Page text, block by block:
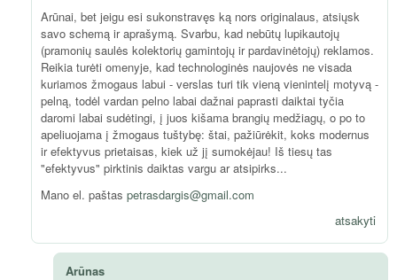
Arūnai, bet jeigu esi sukonstravęs ką nors originalaus, atsiųsk
savo schemą ir aprašymą. Svarbu, kad nebūtų lupikautojų
(pramonių saulės kolektorių gamintojų ir pardavinėtojų) reklamos.
Reikia turėti omenyje, kad technologinės naujovės ne visada
kuriamos žmogaus labui - verslas turi tik vieną vienintelį motyvą -
pelną, todėl vardan pelno labai dažnai paprasti daiktai tyčia
daromi labai sudėtingi, į juos kišama brangių medžiagų, o po to
apeliuojama į žmogaus tuštybę: štai, pažiūrėkit, koks modernus
ir efektyvus prietaisas, kiek už jį sumokėjau! Iš tiesų tas
"efektyvus" pirktinis daiktas vargu ar atsipirks...
Mano el. paštas petrasdargis@gmail.com
atsakyti
Arūnas